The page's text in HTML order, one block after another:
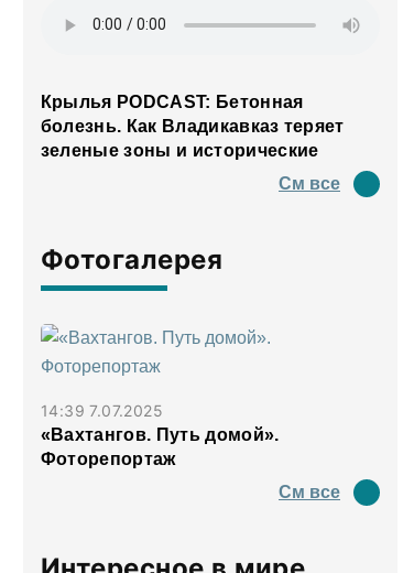
Крылья PODCAST: Бетонная
болезнь. Как Владикавказ теряет
зеленые зоны и исторические
См все
Фотогалерея
14:39 7.07.2025
«Вахтангов. Путь домой».
Фоторепортаж
См все